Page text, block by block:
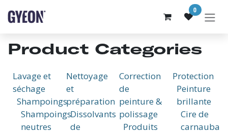
0
Product Categories
Lavage et
séchage
Shampoings
Shampoings
neutres
Nettoyage
et
préparation
Dissolvants
de
Correction
de
peinture &
polissage
Produits
Protection
Peinture
brillante
Cire de
carnauba